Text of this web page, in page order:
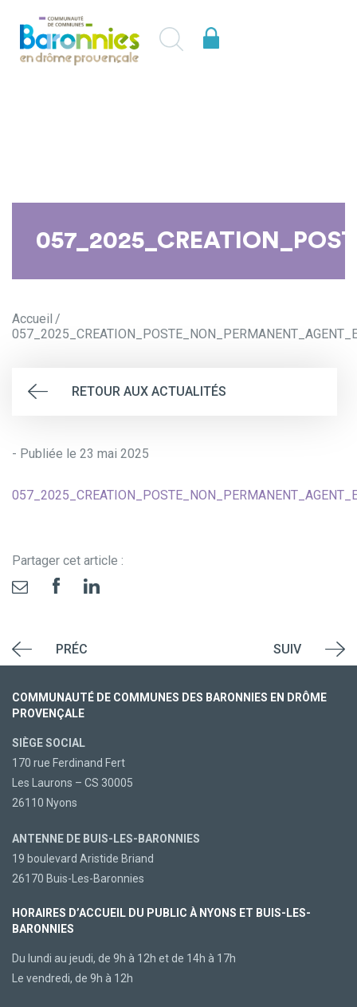
Accueil
RETOUR AUX ACTUALITÉS
- Publiée le 23 mai 2025
Partager cet article :
PRÉC SUIV
COMMUNAUTÉ DE COMMUNES DES BARONNIES EN DRÔME
PROVENÇALE
SIÈGE SOCIAL
170 rue Ferdinand Fert
Les Laurons – CS 30005
26110 Nyons
ANTENNE DE BUIS-LES-BARONNIES
19 boulevard Aristide Briand
26170 Buis-Les-Baronnies
HORAIRES D’ACCUEIL DU PUBLIC À NYONS ET BUIS-LES-
BARONNIES
Du lundi au jeudi, de 9h à 12h et de 14h à 17h
Le vendredi, de 9h à 12h